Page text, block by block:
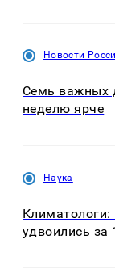
Новости
Семь важных
неделю ярче
Наука
удвоились за